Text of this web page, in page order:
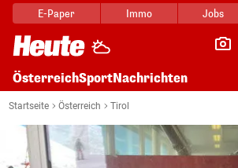
E-Paper Immo Jobs
ÖsterreichSportNachrichten
Startseite Österreich Tirol